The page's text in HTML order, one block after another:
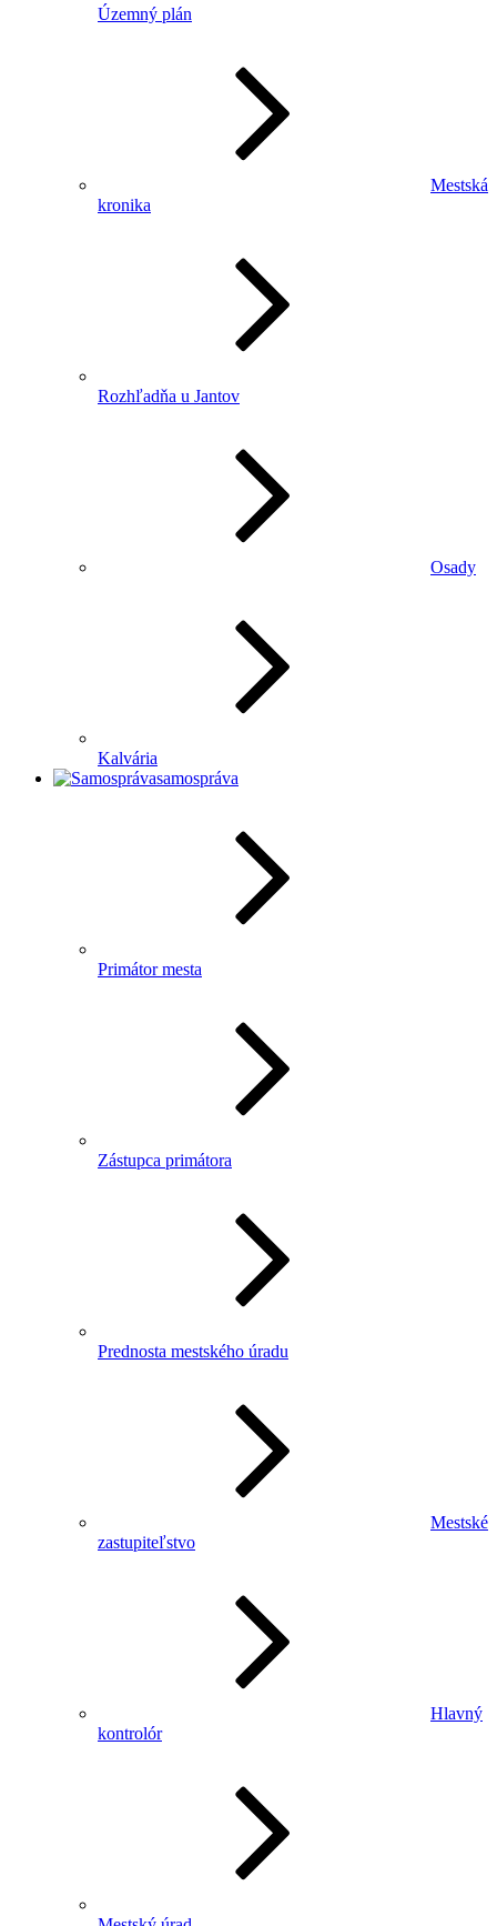
Územný plán
Mestská
kronika
Rozhľadňa u Jantov
Osady
Kalvária
samospráva
Primátor mesta
Zástupca primátora
Prednosta mestského úradu
Mestské
zastupiteľstvo
Hlavný
kontrolór